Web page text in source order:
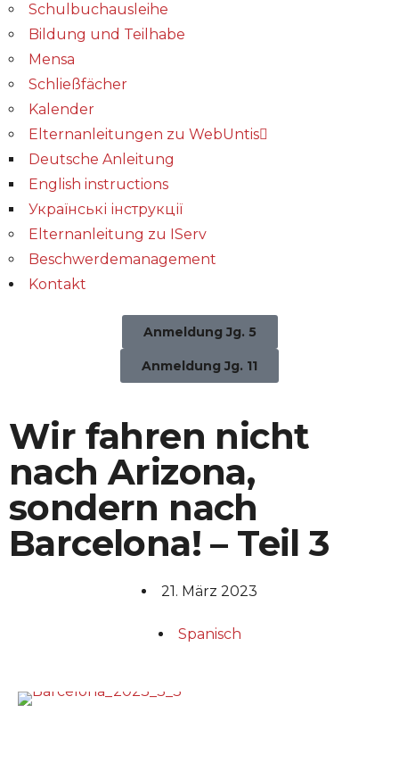
Schulbuchausleihe
Bildung und Teilhabe
Mensa
Schließfächer
Kalender
Elternanleitungen zu WebUntis
Deutsche Anleitung
English instructions
Українські інструкції
Elternanleitung zu IServ
Beschwerdemanagement
Kontakt
Anmeldung Jg. 5
Anmeldung Jg. 11
Wir fahren nicht
nach Arizona,
sondern nach
Barcelona! – Teil 3
21. März 2023
Spanisch